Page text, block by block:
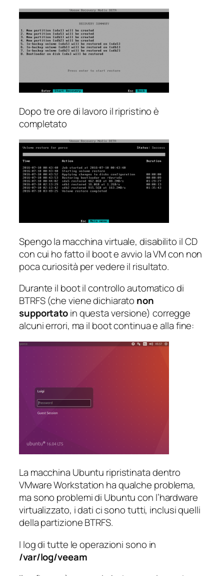
Dopo tre ore di lavoro il ripristino è
completato
Spengo la macchina virtuale, disabilito il CD
con cui ho fatto il boot e avvio la VM con non
poca curiosità per vedere il risultato.
Durante il boot il controllo automatico di
BTRFS (che viene dichiarato non
supportatoin questa versione) corregge
alcuni errori, ma il boot continua e alla fine:
La macchina Ubuntu ripristinata dentro
VMware Workstation ha qualche problema,
ma sono problemi di Ubuntu con l’hardware
virtualizzato, i dati ci sono tutti, inclusi quelli
della partizione BTRFS.
I log di tutte le operazioni sono in
/var/log/veeam